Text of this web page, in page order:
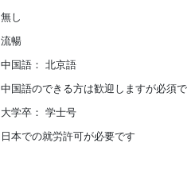
無し
流暢
中国語： 北京語
中国語のできる方は歓迎しますが必須で
大学卒： 学士号
日本での就労許可が必要です